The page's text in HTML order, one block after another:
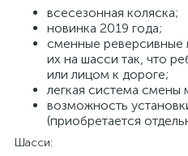
всесезонная коляска;
новинка 2019 года;
сменные
их на шасси так, что
или лицом к дороге;
легкая система
возможность
(приобретается
Шасси: